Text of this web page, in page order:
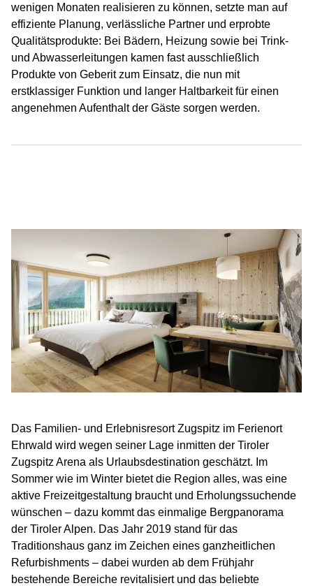
wenigen Monaten realisieren zu können, setzte man auf
effiziente Planung, verlässliche Partner und erprobte
Qualitätsprodukte: Bei Bädern, Heizung sowie bei Trink-
und Abwasserleitungen kamen fast ausschließlich
Produkte von Geberit zum Einsatz, die nun mit
erstklassiger Funktion und langer Haltbarkeit für einen
angenehmen Aufenthalt der Gäste sorgen werden.
Das Familien- und Erlebnisresort Zugspitz im Ferienort
Ehrwald wird wegen seiner Lage inmitten der Tiroler
Zugspitz Arena als Urlaubsdestination geschätzt. Im
Sommer wie im Winter bietet die Region alles, was eine
aktive Freizeitgestaltung braucht und Erholungssuchende
wünschen – dazu kommt das einmalige Bergpanorama
der Tiroler Alpen. Das Jahr 2019 stand für das
Traditionshaus ganz im Zeichen eines ganzheitlichen
Refurbishments – dabei wurden ab dem Frühjahr
bestehende Bereiche revitalisiert und das beliebte